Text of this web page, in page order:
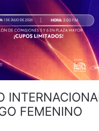
FEMENINO